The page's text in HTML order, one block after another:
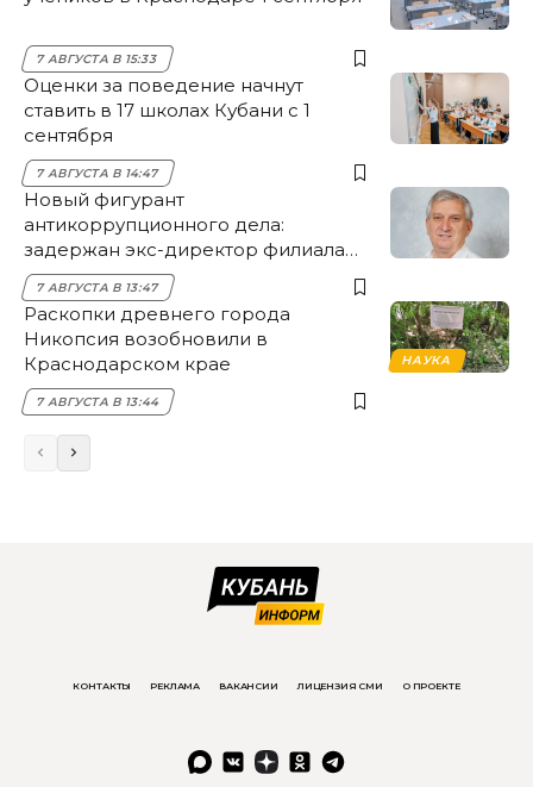
7 АВГУСТА В 15:33
Оценки за поведение начнут
ставить в 17 школах Кубани с 1
сентября
7 АВГУСТА В 14:47
Новый фигурант
антикоррупционного дела:
задержан экс-директор филиала
НЭСК Крымска
7 АВГУСТА В 13:47
НАУКА
Раскопки древнего города
Никопсия возобновили в
Краснодарском крае
7 АВГУСТА В 13:44
КОНТАКТЫ РЕКЛАМА ВАКАНСИИ ЛИЦЕНЗИЯ СМИ О ПРОЕКТЕ